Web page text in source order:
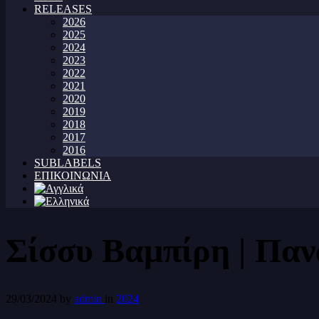
RELEASES
2026
2025
2024
2023
2022
2021
2020
2019
2018
2017
2016
SUBLABELS
ΕΠΙΚΟΙΝΩΝΙΑ
Σίσσυ Βαμπίρη |
29/03/2024 by admin in 2024